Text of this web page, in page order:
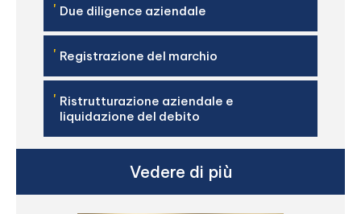
' Due diligence aziendale
' Registrazione del marchio
' Ristrutturazione aziendale e
liquidazione del debito
Vedere di più